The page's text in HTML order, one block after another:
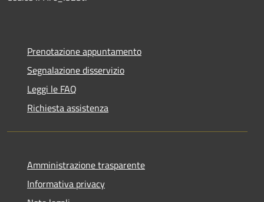
Prenotazione appuntamento
Segnalazione disservizio
Leggi le FAQ
Richiesta assistenza
Amministrazione trasparente
Informativa privacy